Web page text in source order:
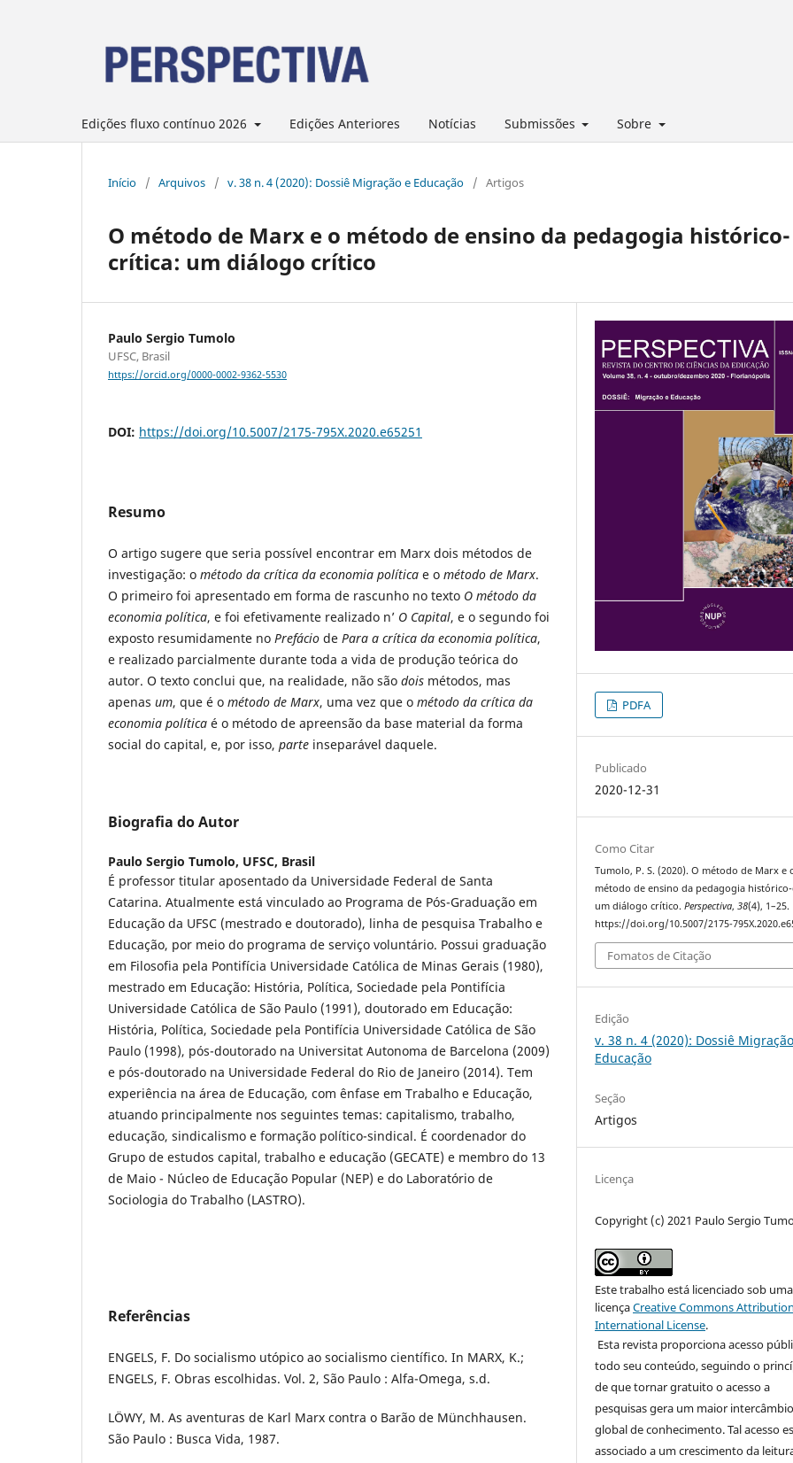
Edições fluxo contínuo 2026 Edições Anteriores Notícias Submissões Sobre
Início / Arquivos / v. 38 n. 4 (2020): Dossiê Migração e Educação / Artigos
O método de Marx e o método de ensino da pedagogia histórico-
crítica: um diálogo crítico
Paulo Sergio Tumolo
UFSC, Brasil
https://orcid.org/0000-0002-9362-5530
DOI: https://doi.org/10.5007/2175-795X.2020.e65251
Resumo
O artigo sugere que seria possível encontrar em Marx dois métodos de
investigação: o método da crítica da economia política e o método de Marx.
O primeiro foi apresentado em forma de rascunho no texto O método da
economia política, e foi efetivamente realizado n’ O Capital, e o segundo foi
exposto resumidamente no Prefácio de Para a crítica da economia política,
e realizado parcialmente durante toda a vida de produção teórica do
autor. O texto conclui que, na realidade, não são dois métodos, mas
apenas um, que é o método de Marx, uma vez que o método da crítica da
economia política é o método de apreensão da base material da forma
social do capital, e, por isso, parte inseparável daquele.
Biografia do Autor
Paulo Sergio Tumolo, UFSC, Brasil
É professor titular aposentado da Universidade Federal de Santa
Catarina. Atualmente está vinculado ao Programa de Pós-Graduação em
Educação da UFSC (mestrado e doutorado), linha de pesquisa Trabalho e
Educação, por meio do programa de serviço voluntário. Possui graduação
em Filosofia pela Pontifícia Universidade Católica de Minas Gerais (1980),
mestrado em Educação: História, Política, Sociedade pela Pontifícia
Universidade Católica de São Paulo (1991), doutorado em Educação:
História, Política, Sociedade pela Pontifícia Universidade Católica de São
Paulo (1998), pós-doutorado na Universitat Autonoma de Barcelona (2009)
e pós-doutorado na Universidade Federal do Rio de Janeiro (2014). Tem
experiência na área de Educação, com ênfase em Trabalho e Educação,
atuando principalmente nos seguintes temas: capitalismo, trabalho,
educação, sindicalismo e formação político-sindical. É coordenador do
Grupo de estudos capital, trabalho e educação (GECATE) e membro do 13
de Maio - Núcleo de Educação Popular (NEP) e do Laboratório de
Sociologia do Trabalho (LASTRO).
Referências
ENGELS, F. Do socialismo utópico ao socialismo científico. In MARX, K.;
ENGELS, F. Obras escolhidas. Vol. 2, São Paulo : Alfa-Omega, s.d.
LÖWY, M. As aventuras de Karl Marx contra o Barão de Münchhausen.
São Paulo : Busca Vida, 1987.
PDFA
Publicado
2020-12-31
Como Citar
Tumolo, P. S. (2020). O método de Marx e
método de ensino da pedagogia
um diálogo crítico.Perspectiva,38(4), 1–25.
https://doi.org/10.5007/2175-
Fomatos de Citação
Edição
v. 38 n. 4 (2020): Dossiê
Educação
Seção
Artigos
Licença
Copyright (c) 2021 Paulo Sergio
Este trabalho está licenciado sob uma
licençaCreative Commons
International License.
Esta revista proporciona acesso
todo seu conteúdo, seguindo o
de que tornar gratuito o acesso a
pesquisas gera um maior intercâmbio
global de conhecimento. Tal acesso
associado a um crescimento da